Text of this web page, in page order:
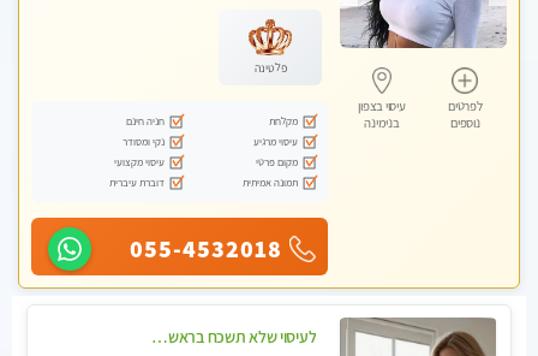
לפרטים
נוספים
עיסוי בצפון
בנימינה
פלטינה
מקלחת
חניה חינם
עיסוי מרגיע
נקי ומסודר
מקום פרטי
עיסוי מקצועי
תמונה אמיתית
דוברת עיברית
055-4532018
לעיסוי שלא תשכח בראשון לציון